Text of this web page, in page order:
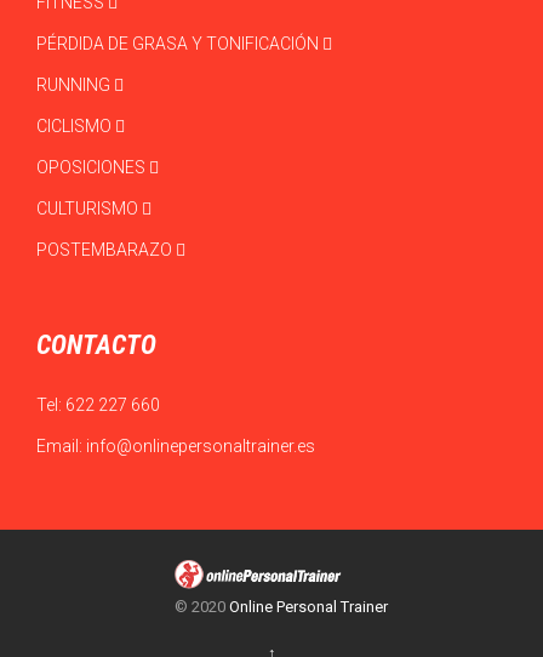
PÉRDIDA DE GRASA Y TONIFICACIÓN
RUNNING
CICLISMO
OPOSICIONES
CULTURISMO
POSTEMBARAZO
CONTACTO
Tel: 622 227 660
Email: info@onlinepersonaltrainer.es
© 2020 Online Personal Trainer
↑